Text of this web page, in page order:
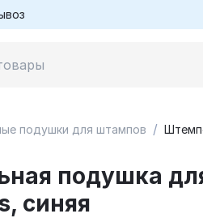
подушки для штампов /
подушка
синяя